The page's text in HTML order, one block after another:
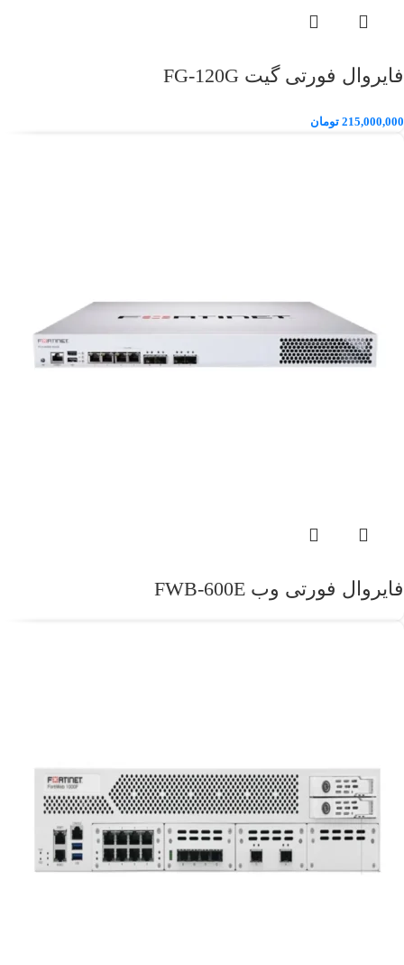
فایروال فورتی گیت FG-120G
215,000,000 تومان
فایروال فورتی وب FWB-600E